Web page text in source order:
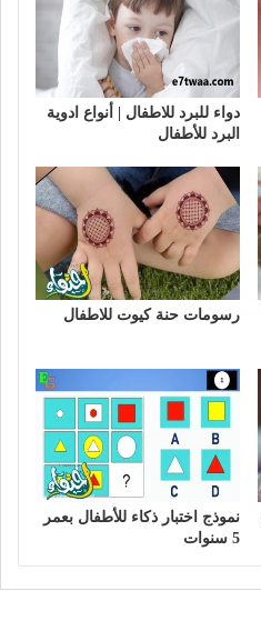
دواء للبرد للاطفال | أنواع ادوية
البرد للأطفال
رسومات حنة كيوت للاطفال
نموذج اختبار ذكاء للأطفال بعمر
5 سنوات